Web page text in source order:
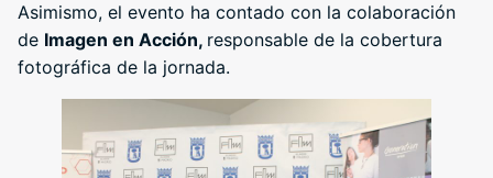
Asimismo, el evento ha contado con la colaboración
de Imagen en Acción, responsable de la cobertura
fotográfica de la jornada.